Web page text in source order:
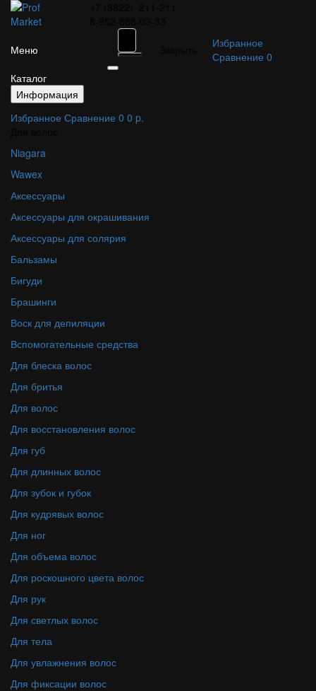
Меню
Избранное
Сравнение 0
Каталог
Информация
Избранное Сравнение 0 0 p.
Niagara
Wawex
Аксессуары
Аксессуары для окрашивания
Аксессуары для солярия
Бальзамы
Бигуди
Брашинги
Воск для депиляции
Вспомогательные средства
Для блеска волос
Для бритья
Для волос
Для восстановления волос
Для губ
Для длинных волос
Для зубок и губок
Для кудрявых волос
Для ног
Для объема волос
Для роскошного цвета волос
Для рук
Для светлых волос
Для тела
Для увлажнения волос
Для фиксации волос